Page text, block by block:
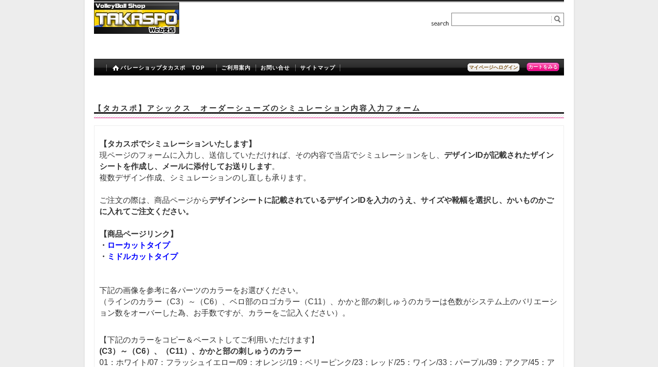
マイページへログイン カートをみる
バレーショップタカスポ TOP ご利用案内 お問い合せ サイトマップ
【タカスポ】アシックス オーダーシューズのシミュレーション内容入力フォーム
【タカスポでシミュレーションいたします】
現ページのフォームに入力し、送信していただければ、その内容で当店でシミュレーションをし、 デザインIDが記載されたザイン
シートを作成し、メールに添付してお送りします。
複数デザイン作成、シミュレーションのし直しも承ります。
ご注文の際は、商品ページからデザインシートに記載されているデザインIDを入力のうえ、サイズや靴幅を選択し、かいものかご
に入れてご注文ください。
【商品ページリンク】
・ ローカットタイプ
・ ミドルカットタイプ
下記の画像を参考に各パーツのカラーをお選びください。
（ラインのカラー（C3）～（C6）、ベロ部のロゴカラー（C11）、かかと部の刺しゅうのカラーは色数がシステム上のバリエーシ
ョン数をオーバーした為、お手数ですが、カラーをご記入ください）。
【下記のカラーをコピー＆ペーストしてご利用いただけます】
(C3）～（C6）、（C11）、かかと部の刺しゅうのカラー
01：ホワイト/07：フラッシュイエロー/09：オレンジ/19：ベリーピンク/23：レッド/25：ワイン/33：パープル/39：アクア/45：ア